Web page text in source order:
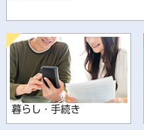
暮らし・手続き